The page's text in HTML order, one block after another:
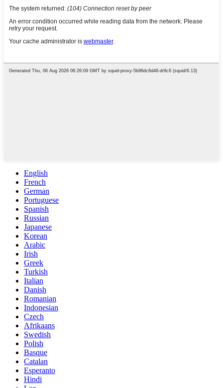
English
French
German
Portuguese
Spanish
Russian
Japanese
Korean
Arabic
Irish
Greek
Turkish
Italian
Danish
Romanian
Indonesian
Czech
Afrikaans
Swedish
Polish
Basque
Catalan
Esperanto
Hindi